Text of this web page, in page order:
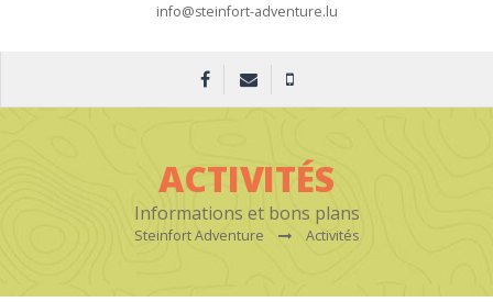
info@steinfort-adventure.lu
ACTIVITÉS
Informations et bons plans
Steinfort Adventure Activités